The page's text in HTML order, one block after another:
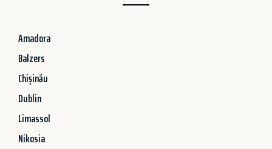
Amadora
Balzers
Chișinău
Dublin
Limassol
Nikosia